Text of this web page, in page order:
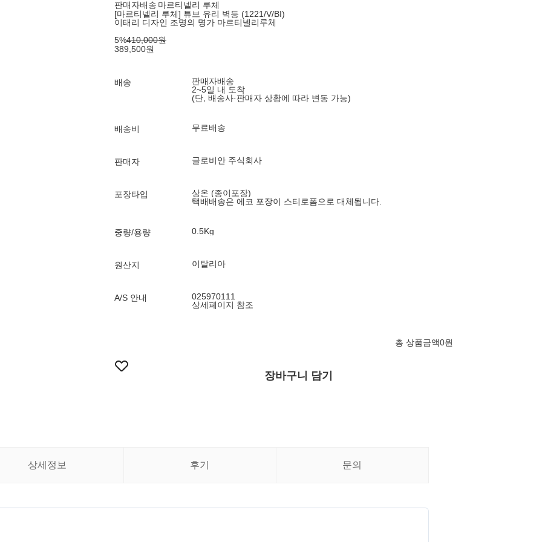
판매자배송 마르티넬리 루체
[마르티넬리 루체] 튜브 유리 벽등 (1221/V/BI)
이태리 디자인 조명의 명가 마르티넬리루체
5%410,000원
389,500원
배송
판매자배송
2~5일 내 도착
(단, 배송사·판매자 상황에 따라 변동 가능)
배송비 무료배송
판매자 글로비안 주식회사
포장타입
상온 (종이포장)
택배배송은 에코 포장이 스티로폼으로 대체됩니다.
중량/용량 0.5Kg
원산지 이탈리아
A/S 안내
025970111
상세페이지 참조
총 상품금액0원
장바구니 담기
상세정보 후기 문의